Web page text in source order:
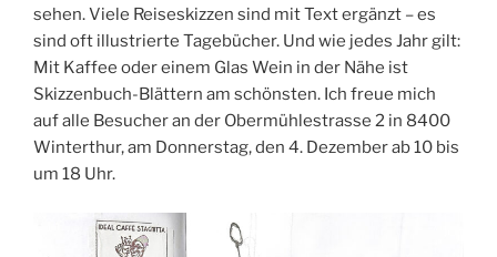
sehen. Viele Reiseskizzen sind mit Text ergänzt – es
sind oft illustrierte Tagebücher. Und wie jedes Jahr gilt:
Mit Kaffee oder einem Glas Wein in der Nähe ist
Skizzenbuch-Blättern am schönsten. Ich freue mich
auf alle Besucher an der Obermühlestrasse 2 in 8400
Winterthur, am Donnerstag, den 4. Dezember ab 10 bis
um 18 Uhr.